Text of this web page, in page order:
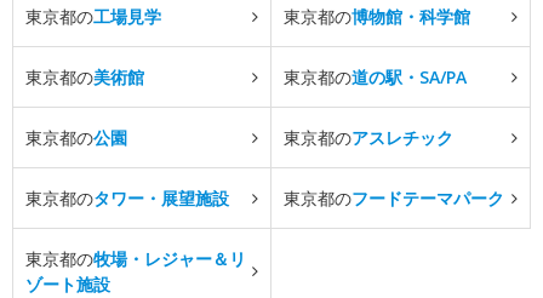
東京都の工場見学 東京都の博物館・科学館
東京都の美術館 東京都の道の駅・SA/PA
東京都の公園 東京都のアスレチック
東京都のタワー・展望施設 東京都のフードテーマパーク
東京都の牧場・レジャー＆リ
ゾート施設